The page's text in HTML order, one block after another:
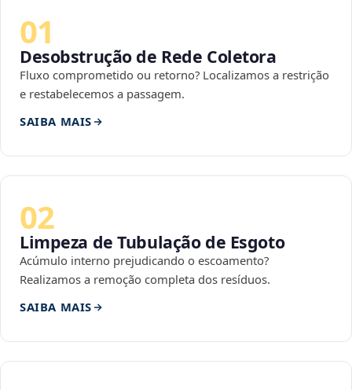
01
Desobstrução de Rede Coletora
Fluxo comprometido ou retorno? Localizamos a restrição
e restabelecemos a passagem.
SAIBA MAIS
02
Limpeza de Tubulação de Esgoto
Acúmulo interno prejudicando o escoamento?
Realizamos a remoção completa dos resíduos.
SAIBA MAIS